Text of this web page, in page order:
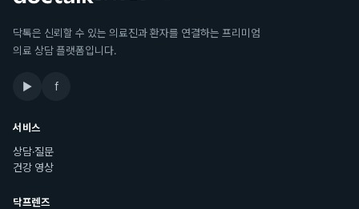
닥톡은 신뢰할 수 있는 의료진과 환자를 연결하는 프리미엄
의료 상담 플랫폼입니다.
▶ f
서비스
상담·질문
건강 영상
닥프렌즈